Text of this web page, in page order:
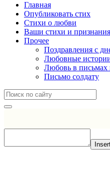
Главная
Опубликовать стих
Стихи о любви
Ваши стихи и признания
Прочее
Поздравления с
Любовные
Любовь в
Письмо солдату